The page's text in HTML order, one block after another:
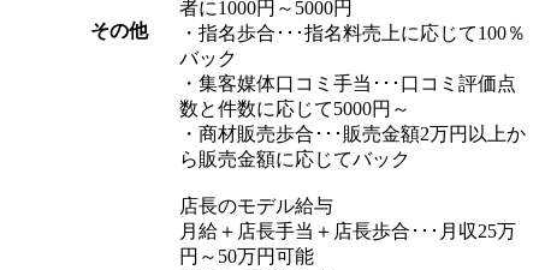
その他
者に1000円～5000円
・指名歩合･･･指名料売上に応じて100％
バック
・集客媒体口コミ手当･･･口コミ評価点
数と件数に応じて5000円～
・商材販売歩合･･･販売金額2万円以上か
ら販売金額に応じてバック
店長のモデル給与
月給＋店長手当＋店長歩合･･･月収25万
円～50万円可能